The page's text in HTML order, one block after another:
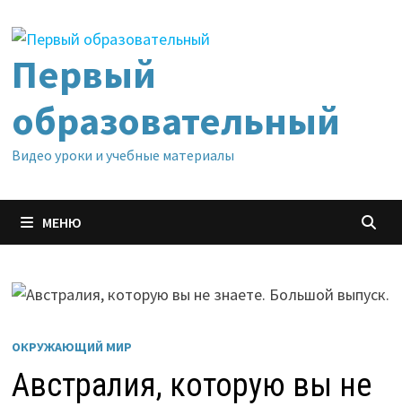
содержимому
Первый
образовательный
Видео уроки и учебные материалы
МЕНЮ
ОКРУЖАЮЩИЙ МИР
Австралия, которую вы не